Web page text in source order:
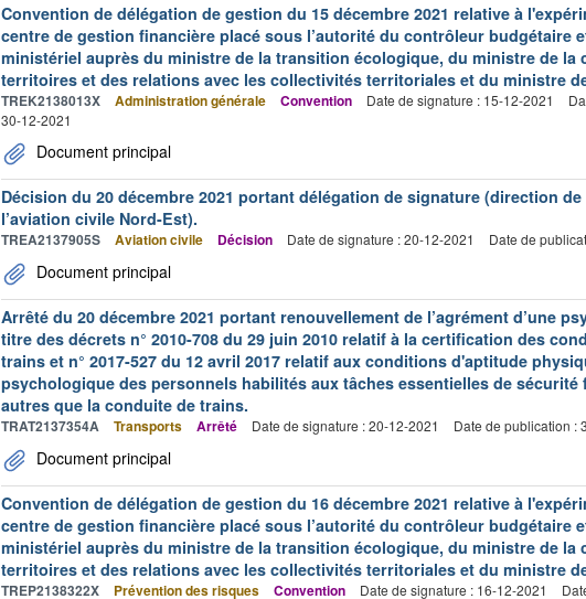
Convention de délégation de gestion du 15 décembre 2021 relative à
centre de gestion financière placé sous l’autorité du contrôleur budgétaire
ministériel auprès du ministre de la transition écologique, du ministre de la
territoires et des relations avec les collectivités territoriales et du ministre
TREK2138013X Administration générale Convention Date de signature : 15-12-2021
30-12-2021
Document principal
Décision du 20 décembre 2021 portant délégation de signature (direction
l’aviation civile Nord-Est).
TREA2137905S Aviation civile Décision Date de signature : 20-12-2021 Date de
Document principal
Arrêté du 20 décembre 2021 portant renouvellement de l’agrément d’une
titre des décrets n° 2010-708 du 29 juin 2010 relatif à la certification des
trains et n° 2017-527 du 12 avril 2017 relatif aux conditions d'aptitude
psychologique des personnels habilités aux tâches essentielles de sécurité
autres que la conduite de trains.
TRAT2137354A Transports Arrêté Date de signature : 20-12-2021 Date de publication :
Document principal
Convention de délégation de gestion du 16 décembre 2021 relative à
centre de gestion financière placé sous l’autorité du contrôleur budgétaire
ministériel auprès du ministre de la transition écologique, du ministre de la
territoires et des relations avec les collectivités territoriales et du ministre
TREP2138322X Prévention des risques Convention Date de signature : 16-12-2021